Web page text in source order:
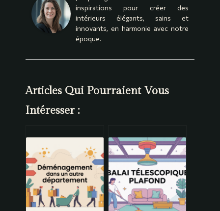
inspirations pour créer des
intérieurs élégants, sains et
innovants, en harmonie avec notre
époque.
Articles Qui Pourraient Vous
Intéresser :